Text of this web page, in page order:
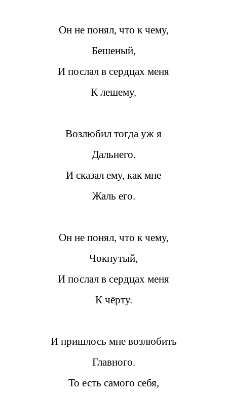
Он не понял, что к чему,
Бешеный,
И послал в сердцах меня
К лешему.
Возлюбил тогда уж я
Дальнего.
И сказал ему, как мне
Жаль его.
Он не понял, что к чему,
Чокнутый,
И послал в сердцах меня
К чёрту.
И пришлось мне возлюбить
Главного.
То есть самого себя,